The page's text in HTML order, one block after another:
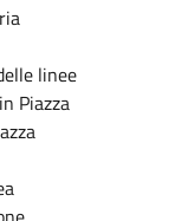
linee
Piazza